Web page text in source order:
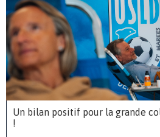
Un bilan positif pour la grande
!